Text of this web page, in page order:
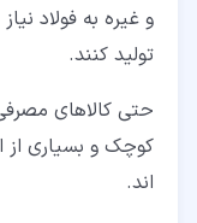
و غیره به فولاد
تولید کنند.
حتی کالاهای
کوچک و بسیاری از
اند.